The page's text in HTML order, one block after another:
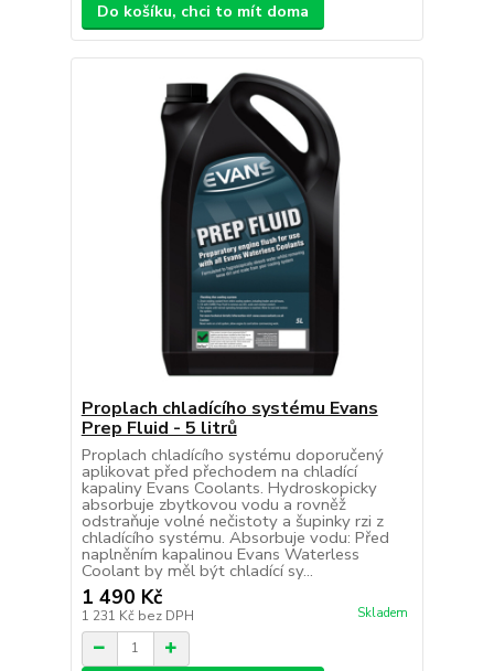
Do košíku, chci to mít doma
Proplach chladícího systému Evans
Prep Fluid - 5 litrů
Proplach chladícího systému doporučený
aplikovat před přechodem na chladící
kapaliny Evans Coolants. Hydroskopicky
absorbuje zbytkovou vodu a rovněž
odstraňuje volné nečistoty a šupinky rzi z
chladícího systému. Absorbuje vodu: Před
naplněním kapalinou Evans Waterless
Coolant by měl být chladící sy...
1 490 Kč
1 231 Kč bez DPH Skladem